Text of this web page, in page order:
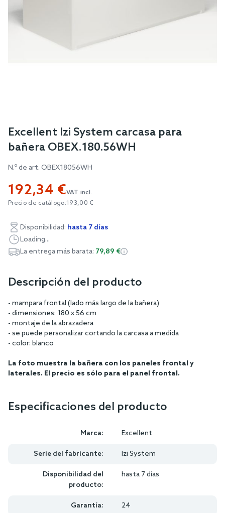
Skip
to
beginning
the
images
Excellent Izi System carcasa para
bañera OBEX.180.56WH
N.º de art. OBEX18056WH
192,34 €VAT incl.
Precio de catálogo:193,00 €
Disponibilidad: hasta 7 días
Loading...
La entrega más barata: 79,89 €
Descripción del producto
- mampara frontal (lado más largo de la bañera)
- dimensiones: 180 x 56 cm
- montaje de la abrazadera
- se puede personalizar cortando la carcasa a medida
- color: blanco
La foto muestra la bañera con los paneles frontal y
laterales. El precio es sólo para el panel frontal.
Especificaciones del producto
Marca: Excellent
Serie del fabricante: Izi System
Disponibilidad del
producto:
hasta 7 días
Garantía: 24